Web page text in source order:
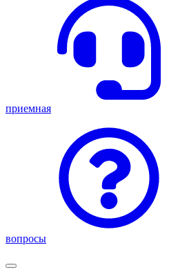
приемная
вопросы